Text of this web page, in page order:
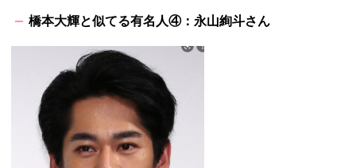
橋本大輝と似てる有名人④：永山絢斗さん